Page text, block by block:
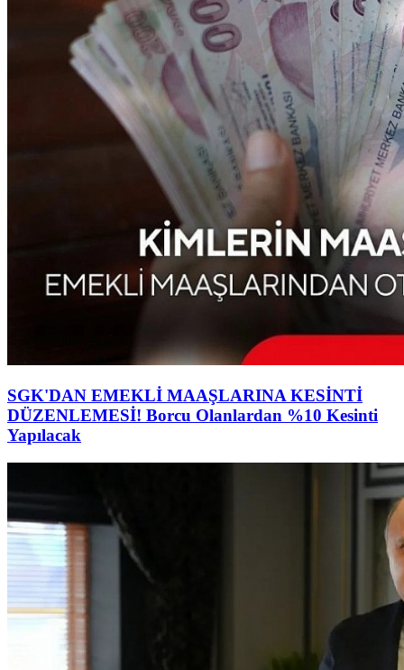
SGK'DAN EMEKLİ MAAŞLARINA KESİNTİ
DÜZENLEMESİ! Borcu Olanlardan %10 Kesinti
Yapılacak